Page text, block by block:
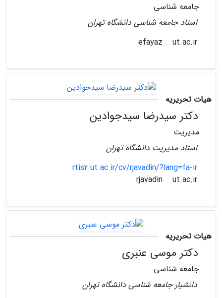
جامعه شناسی
استاد جامعه شناسی دانشگاه تهران
ut.ac.ir
هیات تحریریه
دکتر سیدرضا سیدجوادین
مدیریت
استاد مدیریت دانشگاه تهران
rtis2.ut.ac.ir/cv/rjavadin/?lang=fa-ir
ut.ac.ir
هیات تحریریه
دکتر موسی عنبری
جامعه شناسی
دانشیار جامعه شناسی دانشگاه تهران